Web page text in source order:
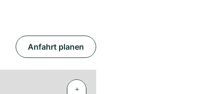
Anfahrt planen
+